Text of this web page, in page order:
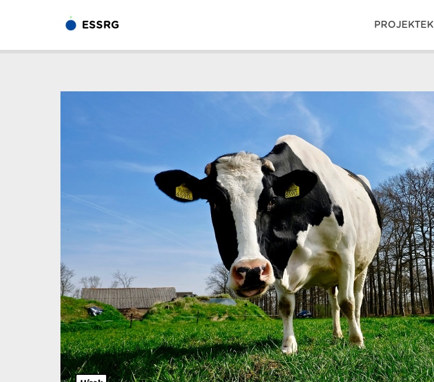
ESSRG PROJEKTEK